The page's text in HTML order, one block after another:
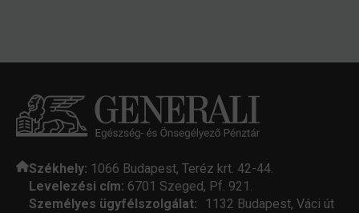
Székhely: 1066 Budapest, Teréz krt. 42-44.
Levelezési cím: 6701 Szeged, Pf. 921.
Személyes ügyfélszolgálat: 1132 Budapest, Váci út